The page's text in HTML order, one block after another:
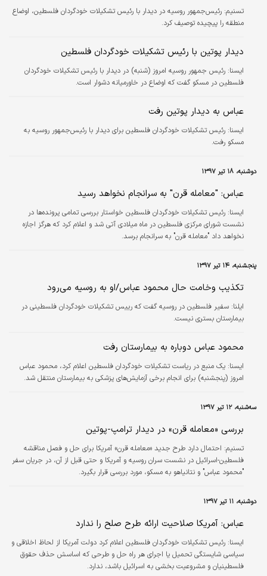
تسنیم: رئیس‌جمهور روسیه در دیدار با رئیس تشکیلات خودگردان فلسطین، اوضاع
منطقه را پیچیده توصیف کرد.
دیدار پوتین با رئیس تشکیلات خودگردان فلسطین
ايسنا: رئیس جمهور روسیه امروز (شنبه) در دیدار با رئیس تشکیلات خودگردان
فلسطین در مسکو گفت که اوضاع در خاورمیانه دشوار است.
عباس به دیدار پوتین رفت
ايسنا: رئیس تشکیلات خودگردان فلسطین برای دیدار با رئیس‌جمهور روسیه به
مسکو رفت.
دوشنبه، ۱۸ تیر ۱۳۹۷
عباس: "معامله قرن" به سرانجام نخواهد رسید
ايسنا: رئیس تشکیلات خودگردان فلسطین خواستار بررسی تمامی پرونده‌ها در
نشست شورای مرکزی فلسطین در ماه میلادی آتی شد و اعلام کرد که هرگز اجازه
نخواهد داد "معامله قرن" به سرانجام برسد.
پنجشنبه، ۱۴ تیر ۱۳۹۷
تکذیب وخامت حال محمود عباس/او به روسیه می‌رود
ایلنا: سفیر فلسطین در روسیه گفت که رییس تشکیلات خودگردان فلسطینی در
بیمارستان بستری نیست.
محمود عباس دوباره به بیمارستان رفت
ايسنا: یک منبع در ریاست تشکیلات خودگردان فلسطین اعلام کرد، محمود عباس
امروز (پنجشنبه) برای انجام برخی آزمایش‌های پزشکی به بیمارستان منتقل شد.
سه‌شنبه، ۱۲ تیر ۱۳۹۷
بررسی «معامله قرن» در دیدار ترامپ-پوتین
تسنیم: احتمال دارد طرح جدید «معامله قرن» آمریکا برای حل و فصل مناقشه
فلسطین-اسرائیل در نشست سران روسیه و آمریکا و حتی قبل از آن، در جریان سفر
"محمود عباس" و نتانیاهو به مسکو، مورد بررسی قرار بگیرد.
دوشنبه، ۱۱ تیر ۱۳۹۷
عباس: آمریکا صلاحیت ارائه طرح صلح را ندارد
ايسنا: رئیس تشکیلات خودگردان فلسطین اعلام کرد دولت آمریکا از لحاظ اخلاقی و
سیاسی شایستگی تحمیل یا اجرای هر راه حل و طرحی که اساسش حذف حقوق
فلسطینیان و مشروعیت بخشی به اسرائیل باشد، ندارد.